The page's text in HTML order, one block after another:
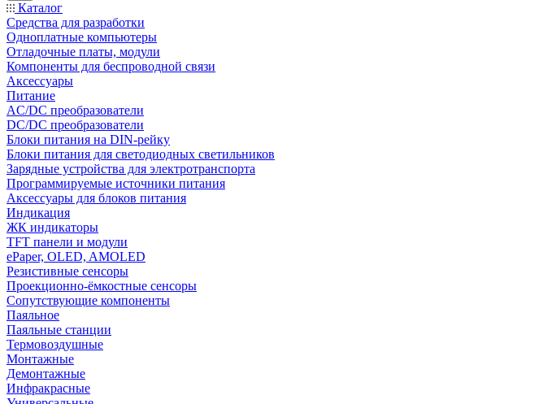
Каталог
Средства для разработки
Одноплатные компьютеры
Отладочные платы, модули
Компоненты для беспроводной связи
Аксессуары
Питание
AC/DC преобразователи
DC/DC преобразователи
Блоки питания на DIN-рейку
Блоки питания для светодиодных светильников
Зарядные устройства для электротранспорта
Программируемые источники питания
Аксессуары для блоков питания
Индикация
ЖК индикаторы
TFT панели и модули
ePaper, OLED, AMOLED
Резистивные сенсоры
Проекционно-ёмкостные сенсоры
Сопутствующие компоненты
Паяльное
Паяльные станции
Термовоздушные
Монтажные
Демонтажные
Инфракрасные